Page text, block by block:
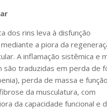
dos rins leva à disfunção
a piora da
A inflamação sistêmica e
são traduzidas em perda de
perda de massa e
da musculatura, com
da capacidade funcional e